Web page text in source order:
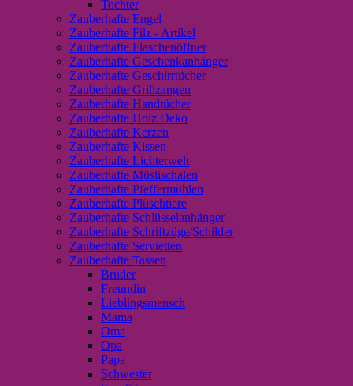
Tochter
Zauberhafte Engel
Zauberhafte Filz - Artikel
Zauberhafte Flaschenöffner
Zauberhafte Geschenkanhänger
Zauberhafte Geschirrtücher
Zauberhafte Grillzangen
Zauberhafte Handtücher
Zauberhafte Holz Deko
Zauberhafte Kerzen
Zauberhafte Kissen
Zauberhafte Lichterwelt
Zauberhafte Müslischalen
Zauberhafte Pfeffermühlen
Zauberhafte Plüschtiere
Zauberhafte Schlüsselanhänger
Zauberhafte Schriftzüge/Schilder
Zauberhafte Servietten
Zauberhafte Tassen
Bruder
Freundin
Lieblingsmensch
Mama
Oma
Opa
Papa
Schwester